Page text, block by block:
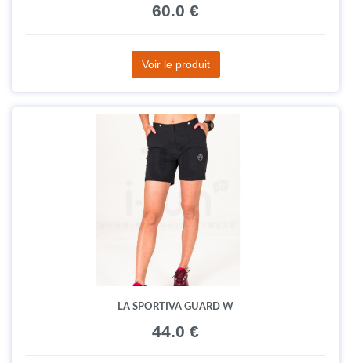
60.0 €
Voir le produit
LA SPORTIVA GUARD W
44.0 €